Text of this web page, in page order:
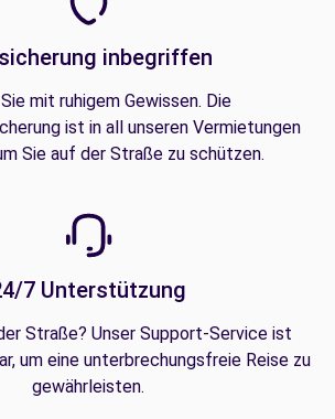
inbegriffen
mit ruhigem Gewissen. Die
ist in all unseren Vermietungen
Sie auf der Straße zu schützen.
7 Unterstützung
Straße? Unser Support-Service ist
um eine unterbrechungsfreie Reise zu
gewährleisten.